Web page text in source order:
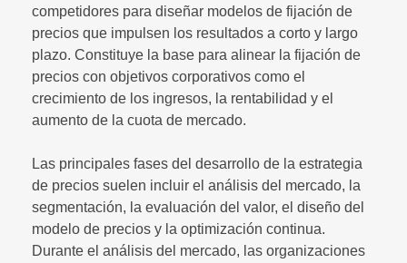
competidores para diseñar modelos de fijación de
precios que impulsen los resultados a corto y largo
plazo. Constituye la base para alinear la fijación de
precios con objetivos corporativos como el
crecimiento de los ingresos, la rentabilidad y el
aumento de la cuota de mercado.
Las principales fases del desarrollo de la estrategia
de precios suelen incluir el análisis del mercado, la
segmentación, la evaluación del valor, el diseño del
modelo de precios y la optimización continua.
Durante el análisis del mercado, las organizaciones